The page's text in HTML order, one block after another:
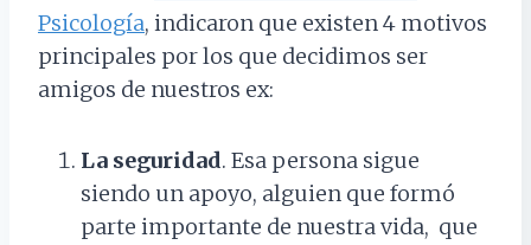
Psicología, indicaron que existen 4 motivos
principales por los que decidimos ser
amigos de nuestros ex:
La seguridad. Esa persona sigue
siendo un apoyo, alguien que formó
parte importante de nuestra vida, que